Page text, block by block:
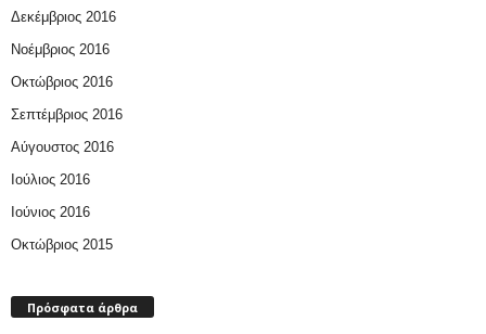
Δεκέμβριος 2016
Νοέμβριος 2016
Οκτώβριος 2016
Σεπτέμβριος 2016
Αύγουστος 2016
Ιούλιος 2016
Ιούνιος 2016
Οκτώβριος 2015
Πρόσφατα άρθρα